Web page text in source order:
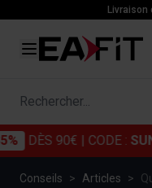
Rechercher...
90€| CODE : SUN35
Conseils > Articles >